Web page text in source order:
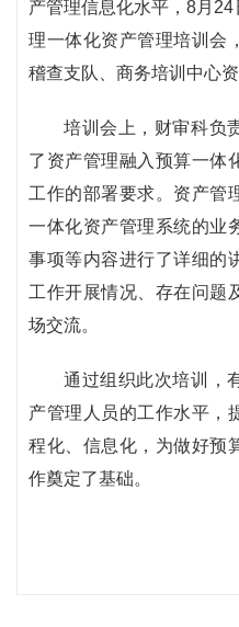
产管理信息化水平，8月
理一体化资产管理培训会
稽查支队、商务培训中心
培训会上，财审科负
了资产管理融入预算一体
工作的部署要求。资产管
一体化资产管理系统的业
事项等内容进行了详细的
工作开展情况、存在问题
场交流。
通过组织此次培训，
产管理人员的工作水平，
程化、信息化，为做好预
作奠定了基础。